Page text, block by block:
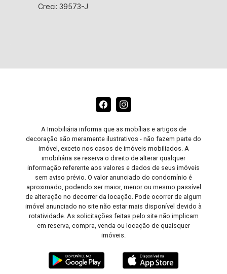
Creci: 39573-J
A Imobiliária informa que as mobílias e artigos de
decoração são meramente ilustrativos - não fazem parte do
imóvel, exceto nos casos de imóveis mobiliados. A
imobiliária se reserva o direito de alterar qualquer
informação referente aos valores e dados de seus imóveis
sem aviso prévio. O valor anunciado do condomínio é
aproximado, podendo ser maior, menor ou mesmo passível
de alteração no decorrer da locação. Pode ocorrer de algum
imóvel anunciado no site não estar mais disponível devido à
rotatividade. As solicitações feitas pelo site não implicam
em reserva, compra, venda ou locação de quaisquer
imóveis.